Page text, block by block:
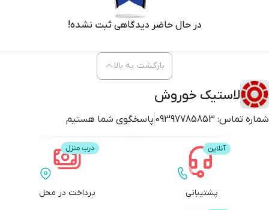
لاستیک ترازانو آج SU318 سایز 225/65R17
بندی UTQG توسط اداره امنیت حمل و نقل جاده‌های ملی آمریکا شده است. این
اصطلاح که کوتاه شده عبارت “Uniform Tire Quality Grading” است مربوط به
پوشش آج تایر، مقدار چسبندگی و مقاومت آن نسبت به دما است. در نتیجه این
محصول یکی از با کیفیت ترین تایرهای موجود در بازار به شمار می آید.
در حال حاضر دیدگاهی ثبت نشده!
لاستیک خوروش
شماره تماس: 09397785853 پاسخگوی شما هستیم
بازگشت به بالا
پشتیبانی پرداخت در محل